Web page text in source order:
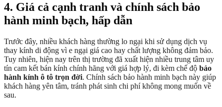
4. Giá cả cạnh tranh và chính sách bảo
hành minh bạch, hấp dẫn
Trước đây, nhiều khách hàng thường lo ngại khi sử dụng dịch vụ
thay kính di động vì e ngại giá cao hay chất lượng không đảm bảo.
Tuy nhiên, hiện nay trên thị trường đã xuất hiện nhiều trung tâm uy
tín cam kết bán kính chính hãng với giá hợp lý, đi kèm chế độ bảo
hành kính ô tô trọn đời. Chính sách bảo hành minh bạch này giúp
khách hàng yên tâm, tránh phát sinh chi phí không mong muốn về
sau.